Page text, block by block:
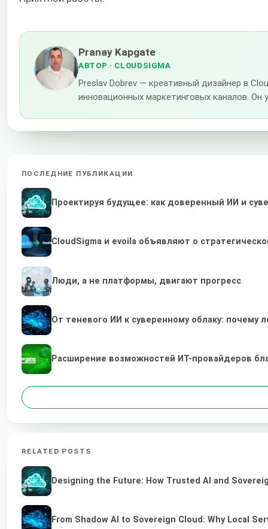
Pranay Kapgate
АВТОР · CLOUDSIGMA
Preslav Dobrev — креативный дизайнер в
инновационных маркетинговых каналов.
ПОСЛЕДНИЕ ПУБЛИКАЦИИ
Проектируя будущее: как доверенный ИИ и
CloudSigma и evoila объявляют о
Люди, а не платформы, двигают прогресс
От теневого ИИ к суверенному облаку:
Расширение возможностей ИТ-провайдеров
RELATED POSTS
Designing the Future: How Trusted AI and
From Shadow AI to Sovereign Cloud: Why Local